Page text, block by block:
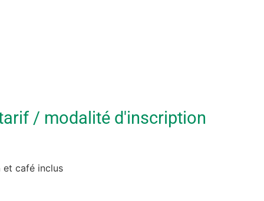
/ modalité d'inscription
et café inclus